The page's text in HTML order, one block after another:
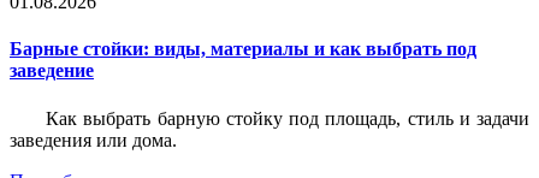
Барные стойки: виды, материалы и как выбрать под
заведение
Как выбрать барную стойку под площадь, стиль и задачи
заведения или дома.